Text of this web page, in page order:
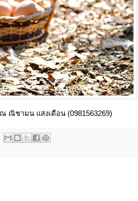
ณิชามน แสงเดือน (0981563269)